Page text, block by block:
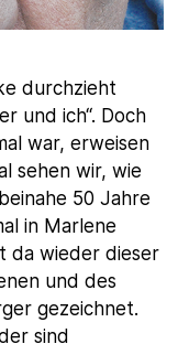
durchzieht
und ich“. Doch
war, erweisen
sehen wir, wie
50 Jahre
in Marlene
da wieder dieser
und des
gezeichnet.
sind